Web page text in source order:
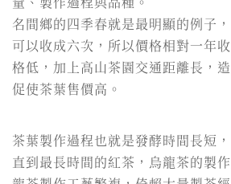
名間鄉的四季春就是最明顯的例子
可以收成六次，所以價格相對一年
格低，加上高山茶園交通距離長，
促使茶葉售價高。
茶葉製作過程也就是發酵時間長短
直到最長時間的紅茶，烏龍茶的製